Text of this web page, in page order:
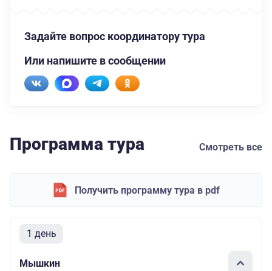
Задайте вопрос координатору тура
Или напишите в сообщении
Программа тура Смотреть все
Получить программу тура в pdf
1 день
Мышкин